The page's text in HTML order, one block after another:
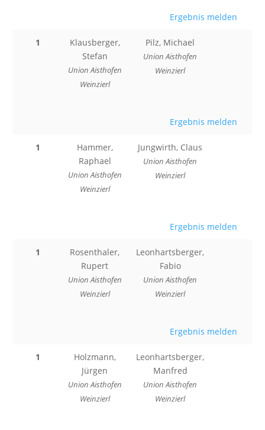
Ergebnis melden
1
Klausberger,
Stefan
Union Aisthofen
Weinzierl
Pilz, Michael
Union Aisthofen
Weinzierl
Ergebnis melden
1
Hammer,
Raphael
Union Aisthofen
Weinzierl
Jungwirth, Claus
Union Aisthofen
Weinzierl
Ergebnis melden
1
Rosenthaler,
Rupert
Union Aisthofen
Weinzierl
Leonhartsberger,
Fabio
Union Aisthofen
Weinzierl
Ergebnis melden
1
Holzmann,
Jürgen
Union Aisthofen
Weinzierl
Leonhartsberger,
Manfred
Union Aisthofen
Weinzierl